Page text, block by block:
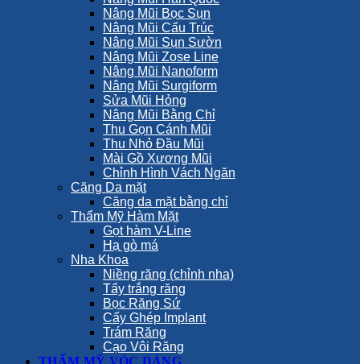
Nâng Mũi Bọc Sụn
Nâng Mũi Cấu Trúc
Nâng Mũi Sụn Sườn
Nâng Mũi Zose Line
Nâng Mũi Nanoform
Nâng Mũi Surgiform
Sửa Mũi Hỏng
Nâng Mũi Bằng Chỉ
Thu Gọn Cánh Mũi
Thu Nhỏ Đầu Mũi
Mài Gồ Xương Mũi
Chỉnh Hình Vách Ngăn
Căng Da mặt
Căng da mặt bằng chỉ
Thẩm Mỹ Hàm Mặt
Gọt hàm V-Line
Hạ gò má
Nha Khoa
Niềng răng (chỉnh nha)
Tẩy trắng răng
Bọc Răng Sứ
Cấy Ghép Implant
Trám Răng
Cạo Vôi Răng
THẨM MỸ VÓC DÁNG